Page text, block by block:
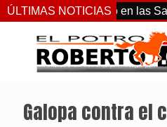
ÚLTIMAS NOTICIAS
Jr. sorprendió en las Saratoga
Galopa contra el